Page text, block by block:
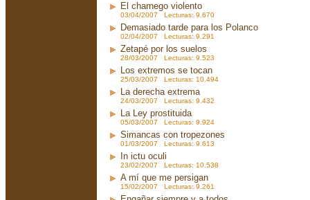
El charnego violento
03/04/2007 Lecturas: 9.670
Demasiado tarde para los Polanco
02/04/2007 Lecturas: 9.291
Zetapé por los suelos
28/03/2007 Lecturas: 9.523
Los extremos se tocan
25/03/2007 Lecturas: 10.494
La derecha extrema
24/03/2007 Lecturas: 9.432
La Ley prostituida
05/03/2007 Lecturas: 9.924
Simancas con tropezones
01/03/2007 Lecturas: 9.613
In ictu oculi
23/02/2007 Lecturas: 10.538
A mí que me persigan
15/02/2007 Lecturas: 9.261